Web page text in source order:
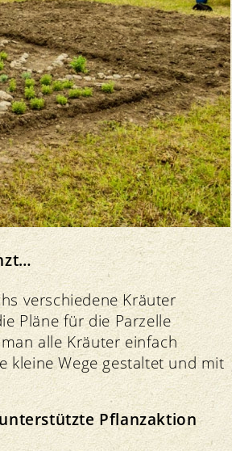
verschiedene Kräuter
Pläne für die Parzelle
alle Kräuter einfach
kleine Wege gestaltet und mit
Pflanzaktion